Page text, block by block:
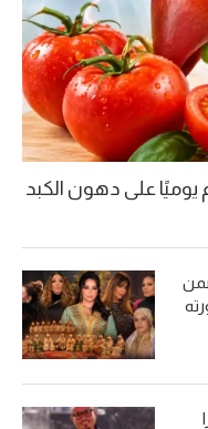
على دهون الكبد